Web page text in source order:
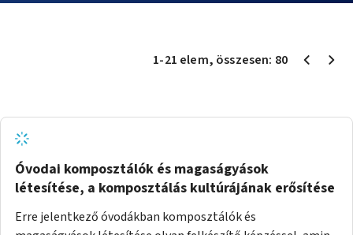
1-21 elem, összesen: 80
Óvodai komposztálók és magaságyások
létesítése, a komposztálás kultúrájának erősítése
Erre jelentkező óvodákban komposztálók és